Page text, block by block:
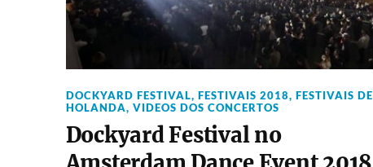
DOCKYARD FESTIVAL, FESTIVAIS 2018, FESTIVAIS DE
HOLANDA, VIDEOS DOS CONCERTOS
Dockyard Festival no